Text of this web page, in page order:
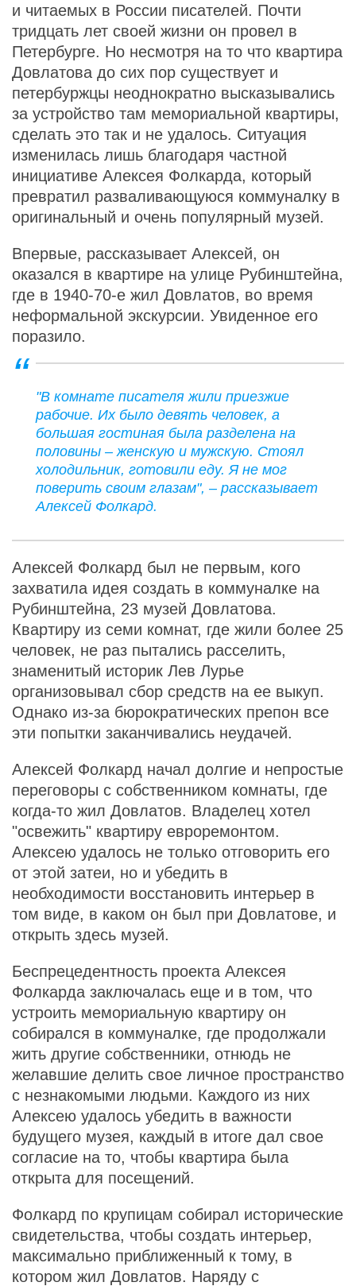
и читаемых в России писателей. Почти
тридцать лет своей жизни он провел в
Петербурге. Но несмотря на то что квартира
Довлатова до сих пор существует и
петербуржцы неоднократно высказывались
за устройство там мемориальной квартиры,
сделать это так и не удалось. Ситуация
изменилась лишь благодаря частной
инициативе Алексея Фолкарда, который
превратил разваливающуюся коммуналку в
оригинальный и очень популярный музей.
Впервые, рассказывает Алексей, он
оказался в квартире на улице Рубинштейна,
где в 1940-70-е жил Довлатов, во время
неформальной экскурсии. Увиденное его
поразило.
"В комнате писателя жили приезжие
рабочие. Их было девять человек, а
большая гостиная была разделена на
половины – женскую и мужскую. Стоял
холодильник, готовили еду. Я не мог
поверить своим глазам", – рассказывает
Алексей Фолкард.
Алексей Фолкард был не первым, кого
захватила идея создать в коммуналке на
Рубинштейна, 23 музей Довлатова.
Квартиру из семи комнат, где жили более 25
человек, не раз пытались расселить,
знаменитый историк Лев Лурье
организовывал сбор средств на ее выкуп.
Однако из-за бюрократических препон все
эти попытки заканчивались неудачей.
Алексей Фолкард начал долгие и непростые
переговоры с собственником комнаты, где
когда-то жил Довлатов. Владелец хотел
"освежить" квартиру евроремонтом.
Алексею удалось не только отговорить его
от этой затеи, но и убедить в
необходимости восстановить интерьер в
том виде, в каком он был при Довлатове, и
открыть здесь музей.
Беспрецедентность проекта Алексея
Фолкарда заключалась еще и в том, что
устроить мемориальную квартиру он
собирался в коммуналке, где продолжали
жить другие собственники, отнюдь не
желавшие делить свое личное пространство
с незнакомыми людьми. Каждого из них
Алексею удалось убедить в важности
будущего музея, каждый в итоге дал свое
согласие на то, чтобы квартира была
открыта для посещений.
Фолкард по крупицам собирал исторические
свидетельства, чтобы создать интерьер,
максимально приближенный к тому, в
котором жил Довлатов. Наряду с